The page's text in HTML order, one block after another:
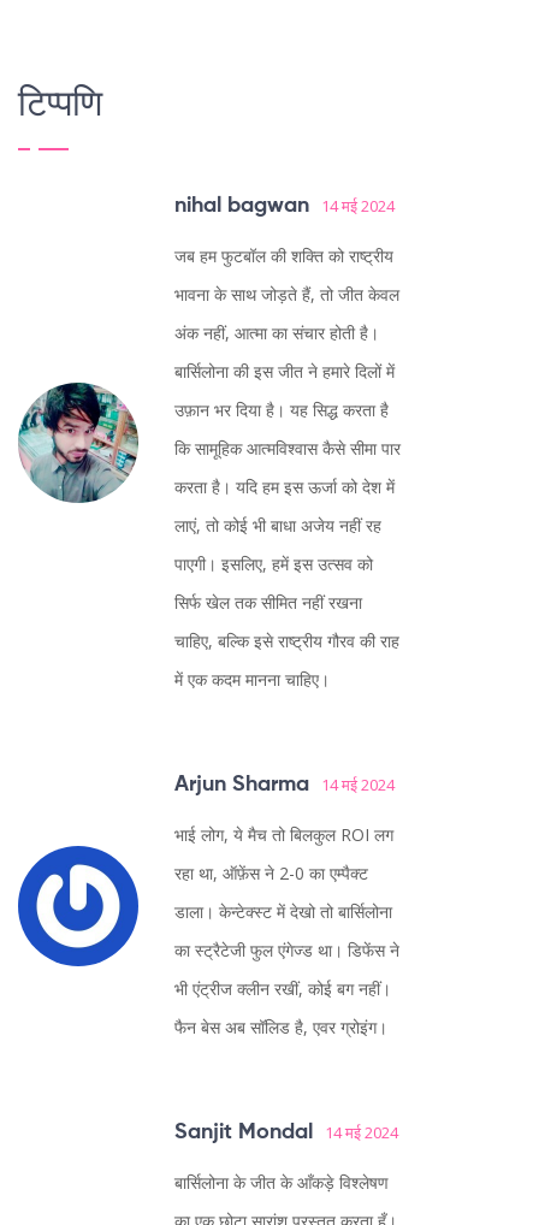
टिप्पणि
nihal bagwan 14 मई 2024
जब हम फुटबॉल की शक्ति को राष्ट्रीय
भावना के साथ जोड़ते हैं, तो जीत केवल
अंक नहीं, आत्मा का संचार होती है।
बार्सिलोना की इस जीत ने हमारे दिलों में
उफ़ान भर दिया है। यह सिद्ध करता है
कि सामूहिक आत्मविश्वास कैसे सीमा पार
करता है। यदि हम इस ऊर्जा को देश में
लाएं, तो कोई भी बाधा अजेय नहीं रह
पाएगी। इसलिए, हमें इस उत्सव को
सिर्फ खेल तक सीमित नहीं रखना
चाहिए, बल्कि इसे राष्ट्रीय गौरव की राह
में एक कदम मानना चाहिए।
Arjun Sharma 14 मई 2024
भाई लोग, ये मैच तो बिलकुल ROI लग
रहा था, ऑफ़ेंस ने 2-0 का एम्पैक्ट
डाला। केन्टेक्स्ट में देखो तो बार्सिलोना
का स्ट्रैटेजी फुल एंगेज्ड था। डिफेंस ने
भी एंट्रीज क्लीन रखीं, कोई बग नहीं।
फैन बेस अब सॉलिड है, एवर ग्रोइंग।
Sanjit Mondal 14 मई 2024
बार्सिलोना के जीत के आँकड़े विश्लेषण